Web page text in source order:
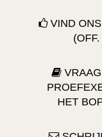
VIND
VRAAG
HET